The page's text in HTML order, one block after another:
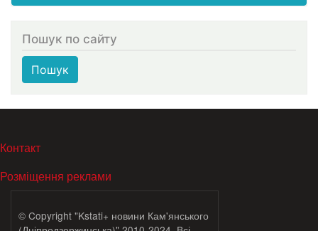
Пошук по сайту
Пошук
МЕНЮ В ПОДВАЛЕ
Контакт
Розміщення реклами
© Copyright "Kstati+ новини Кам'янського